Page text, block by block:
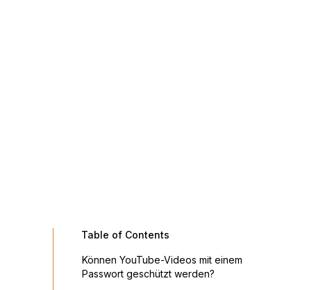
Table of Contents
Können YouTube-Videos mit einem
Passwort geschützt werden?